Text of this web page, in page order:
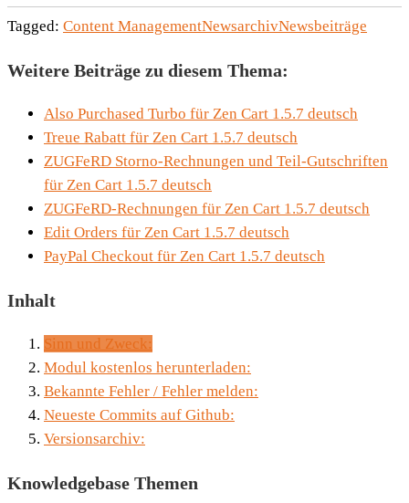
Tagged: Content ManagementNewsarchivNewsbeiträge
Weitere Beiträge zu diesem Thema:
Also Purchased Turbo für Zen Cart 1.5.7 deutsch
Treue Rabatt für Zen Cart 1.5.7 deutsch
ZUGFeRD Storno-Rechnungen und Teil-Gutschriften
für Zen Cart 1.5.7 deutsch
ZUGFeRD-Rechnungen für Zen Cart 1.5.7 deutsch
Edit Orders für Zen Cart 1.5.7 deutsch
PayPal Checkout für Zen Cart 1.5.7 deutsch
Inhalt
Sinn und Zweck:
Modul kostenlos herunterladen:
Bekannte Fehler / Fehler melden:
Neueste Commits auf Github:
Versionsarchiv:
Knowledgebase Themen